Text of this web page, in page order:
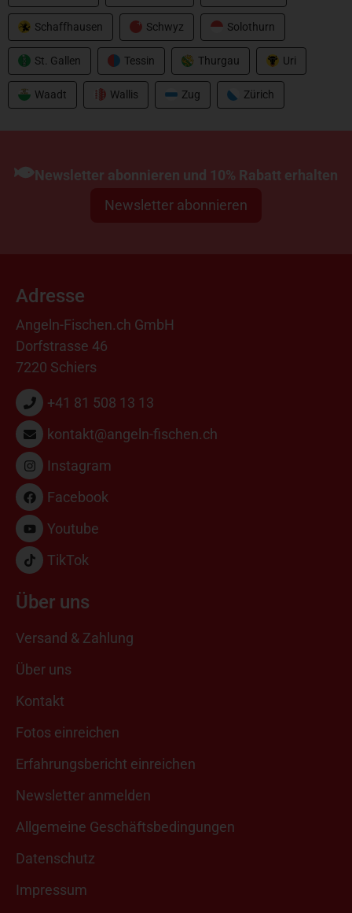
Schaffhausen Schwyz Solothurn
St. Gallen Tessin Thurgau Uri
Waadt Wallis Zug Zürich
Newsletter abonnieren und 10% Rabatt erhalten
Newsletter abonnieren
Adresse
Angeln-Fischen.ch GmbH
Dorfstrasse 46
7220 Schiers
+41 81 508 13 13
kontakt@angeln-fischen.ch
Instagram
Facebook
Youtube
TikTok
Über uns
Versand & Zahlung
Über uns
Kontakt
Fotos einreichen
Erfahrungsbericht einreichen
Newsletter anmelden
Allgemeine Geschäftsbedingungen
Datenschutz
Impressum